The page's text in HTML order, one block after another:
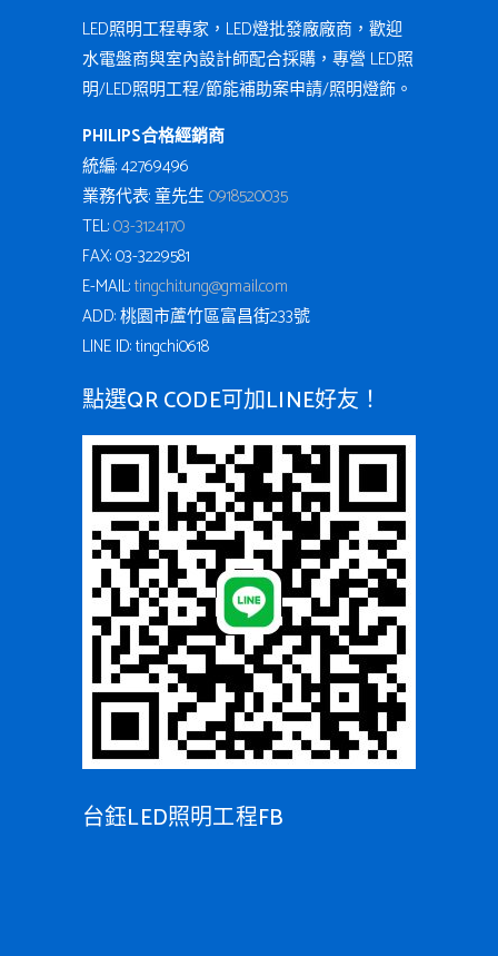
LED照明工程專家，LED燈批發廠廠商，歡迎
水電盤商與室內設計師配合採購，專營 LED照
明/LED照明工程/節能補助案申請/照明燈飾。
PHILIPS合格經銷商
統編: 42769496
業務代表: 童先生0918520035
TEL:03-3124170
FAX: 03-3229581
E-MAIL:tingchi.tung@gmail.com
ADD: 桃園市蘆竹區富昌街233號
LINE ID: tingchi0618
點選QR CODE可加LINE好友！
台鈺LED照明工程FB